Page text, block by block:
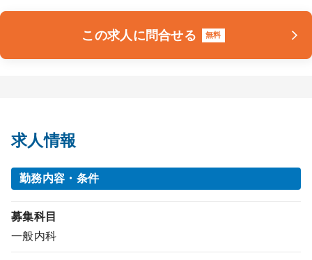
この求人に問合せる 無料
求人情報
勤務内容・条件
募集科目
一般内科